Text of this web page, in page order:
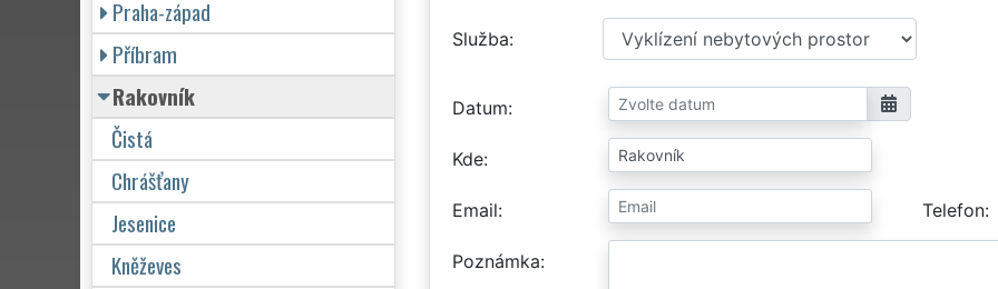
Služba
Datum
Kde
Email Telefon
Poznámka
Praha-západ
Příbram
Rakovník
Čistá
Chrášťany
Jesenice
Kněževes